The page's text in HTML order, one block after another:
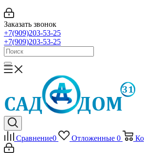
Заказать звонок
+7(909)203-53-25
+7(909)203-53-25
Сравнение0 Отложенные 0